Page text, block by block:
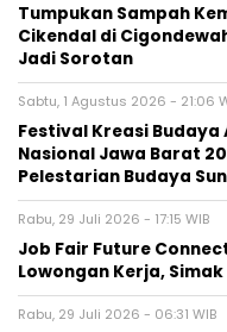
Tumpukan Sampah
Cikendal di
Jadi Sorotan
Sabtu, 1 Agustus 2026 - 21:06
Festival Kreasi
Nasional Jawa Barat
Pelestarian Budaya
Rabu, 29 Juli 2026 - 17:15 WIB
Job Fair Future
Lowongan Kerja,
Rabu, 29 Juli 2026 - 06:31 WIB